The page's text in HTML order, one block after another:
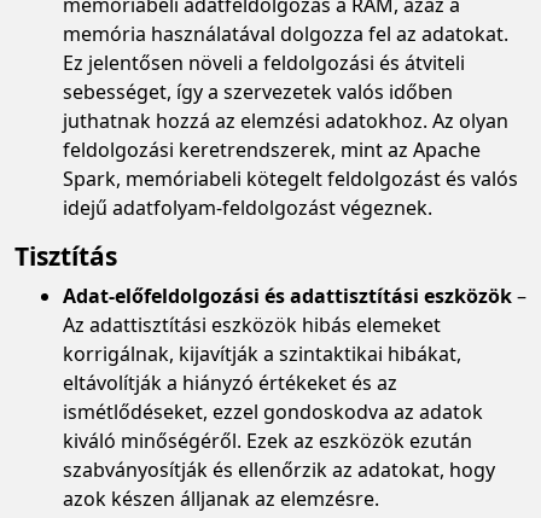
memória használatával dolgozza fel az adatokat.
Ez jelentősen növeli a feldolgozási és átviteli
sebességet, így a szervezetek valós időben
juthatnak hozzá az elemzési adatokhoz. Az olyan
feldolgozási keretrendszerek, mint az Apache
Spark, memóriabeli kötegelt feldolgozást és valós
idejű adatfolyam-feldolgozást végeznek.
Tisztítás
Adat-előfeldolgozási és adattisztítási eszközök–
Az adattisztítási eszközök hibás elemeket
korrigálnak, kijavítják a szintaktikai hibákat,
eltávolítják a hiányzó értékeket és az
ismétlődéseket, ezzel gondoskodva az adatok
kiváló minőségéről. Ezek az eszközök ezután
szabványosítják és ellenőrzik az adatokat, hogy
azok készen álljanak az elemzésre.